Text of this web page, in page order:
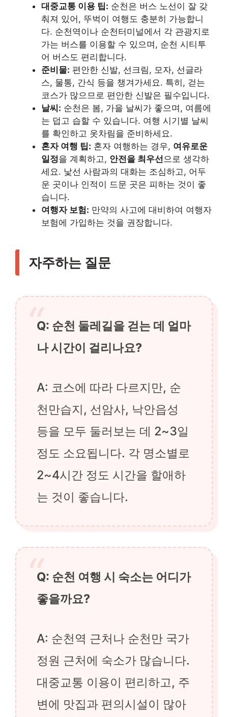
대중교통 이용 팁: 순천은 버스 노선이 잘 갖
춰져 있어, 뚜벅이 여행도 충분히 가능합니
다. 순천역이나 순천터미널에서 각 관광지로
가는 버스를 이용할 수 있으며, 순천 시티투
어 버스도 편리합니다.
준비물: 편안한 신발, 선크림, 모자, 선글라
스, 물통, 간식 등을 챙겨가세요. 특히, 걷는
코스가 많으므로 편안한 신발은 필수입니다.
날씨: 순천은 봄, 가을 날씨가 좋으며, 여름에
는 덥고 습할 수 있습니다. 여행 시기별 날씨
를 확인하고 옷차림을 준비하세요.
혼자 여행 팁: 혼자 여행하는 경우, 여유로운
일정을 계획하고, 안전을 최우선 으로 생각하
세요. 낯선 사람과의 대화는 조심하고, 어두
운 곳이나 인적이 드문 곳은 피하는 것이 좋
습니다.
여행자 보험: 만약의 사고에 대비하여 여행자
보험에 가입하는 것을 권장합니다.
자주하는 질문
Q: 순천 둘레길을 걷는 데 얼마
나 시간이 걸리나요?
A: 코스에 따라 다르지만, 순
천만습지, 선암사, 낙안읍성
등을 모두 둘러보는 데 2~3일
정도 소요됩니다. 각 명소별로
2~4시간 정도 시간을 할애하
는 것이 좋습니다.
Q: 순천 여행 시 숙소는 어디가
좋을까요?
A: 순천역 근처나 순천만 국가
정원 근처에 숙소가 많습니다.
대중교통 이용이 편리하고, 주
변에 맛집과 편의시설이 많아